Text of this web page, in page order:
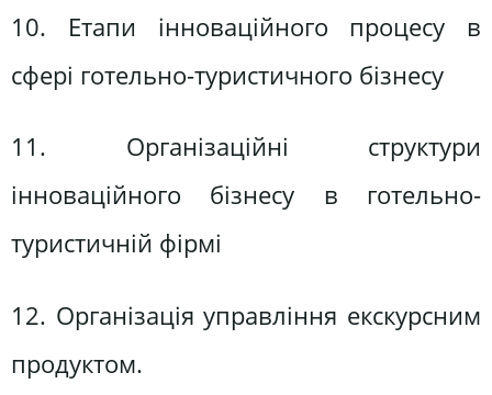
10. Етапи інноваційного процесу в
сфері готельно-туристичного бізнесу
11. Організаційні структури
інноваційного бізнесу в готельно-
туристичній фірмі
12. Організація управління екскурсним
продуктом.